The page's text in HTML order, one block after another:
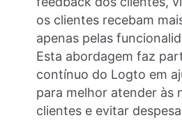
os clientes recebam
apenas pelas
Esta abordagem faz
contínuo do Logto em
para melhor atender às
clientes e evitar